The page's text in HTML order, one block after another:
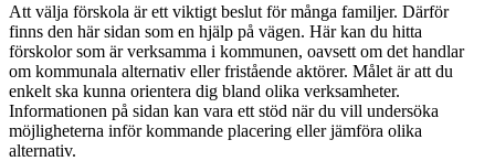
Att välja förskola är ett viktigt beslut för många familjer. Därför
finns den här sidan som en hjälp på vägen. Här kan du hitta
förskolor som är verksamma i kommunen, oavsett om det handlar
om kommunala alternativ eller fristående aktörer. Målet är att du
enkelt ska kunna orientera dig bland olika verksamheter.
Informationen på sidan kan vara ett stöd när du vill undersöka
möjligheterna inför kommande placering eller jämföra olika
alternativ.